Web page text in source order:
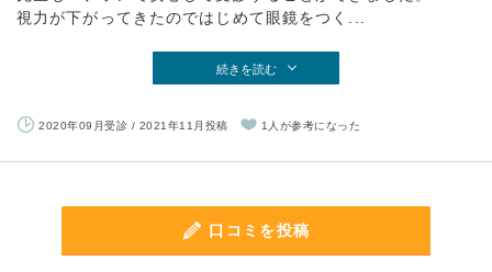
視力が下がってきたのではじめて眼鏡をつく...
続きを読む
2020年09月受診 / 2021年11月投稿 1人が参考になった
口コミを投稿